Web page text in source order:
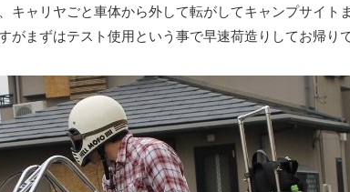
キャリヤごと車体から外して転がしてキャンプサイト
がまずはテスト使用という事で早速荷造りしてお帰りで